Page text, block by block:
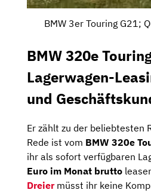
BMW 3er Touring G21;
BMW 320e
Lagerwagen-
und
Er zählt zu der beliebtesten
Rede ist vom BMW 320e
ihr als sofort verfügbaren
Euro im Monat brutto
Dreiermüsst ihr keine